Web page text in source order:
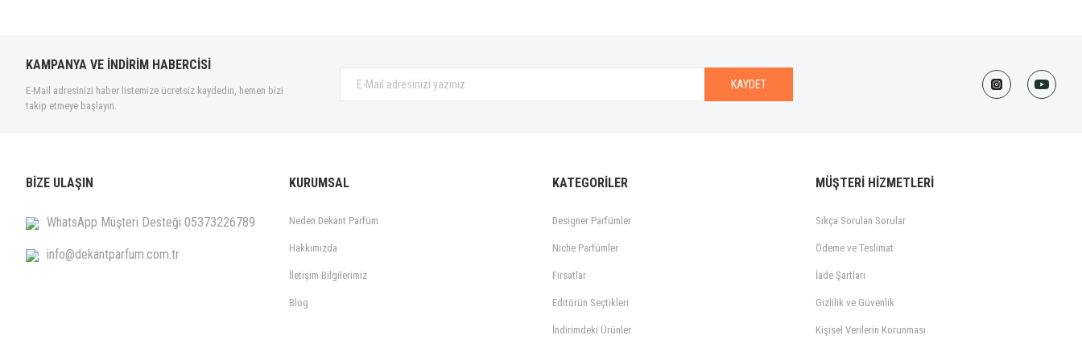
KAMPANYA VE İNDİRİM HABERCİSİ
E-Mail adresinizi haber listemize ücretsiz kaydedin, hemen bizi
takip etmeye başlayın.
KAYDET
BİZE ULAŞIN
WhatsApp Müşteri Desteği 05373226789
info@dekantparfum.com.tr
KURUMSAL
Neden Dekant Parfüm
Hakkımızda
İletişim Bilgilerimiz
Blog
KATEGORİLER
Designer Parfümler
Niche Parfümler
Fırsatlar
Editörün Seçtikleri
İndirimdeki Ürünler
MÜŞTERİ HİZMETLERİ
Sıkça Sorulan Sorular
Ödeme ve Teslimat
İade Şartları
Gizlilik ve Güvenlik
Kişisel Verilerin Korunması